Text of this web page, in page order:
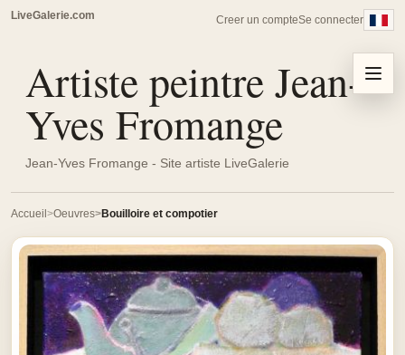
LiveGalerie.com Creer un compteSe connecter
Artiste peintre Jean-
Yves Fromange
Jean-Yves Fromange - Site artiste LiveGalerie
Menu
Accueil Oeuvres Bouilloire et compotier